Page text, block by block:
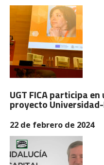
UGT FICA participa
proyecto
22 de febrero de 2024